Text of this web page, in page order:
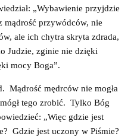
„Wybawienie przyjdzie
mądrość przywódców, nie
ale ich chytra skryta zdrada,
Judzie, zginie nie dzięki
mocy Boga”.
Mądrość mędrców nie mogła
tego zrobić. Tylko Bóg
„Więc gdzie jest
Gdzie jest uczony w Piśmie?